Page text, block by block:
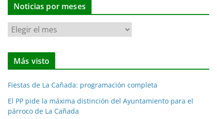
Noticias por meses
N
o
t
i
a
s
Más visto
Fiestas de La Cañada: programación completa
El PP pide la máxima distinción del Ayuntamiento para el
párroco de La Cañada